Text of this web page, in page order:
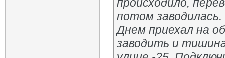
происходило,
потом
Днем приехал на
заводить и